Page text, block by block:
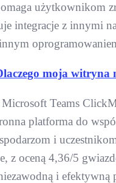
użytkownikom
integracje z innymi
moja witryna
Teams
platforma do
i
z oceną 4,36/5
i